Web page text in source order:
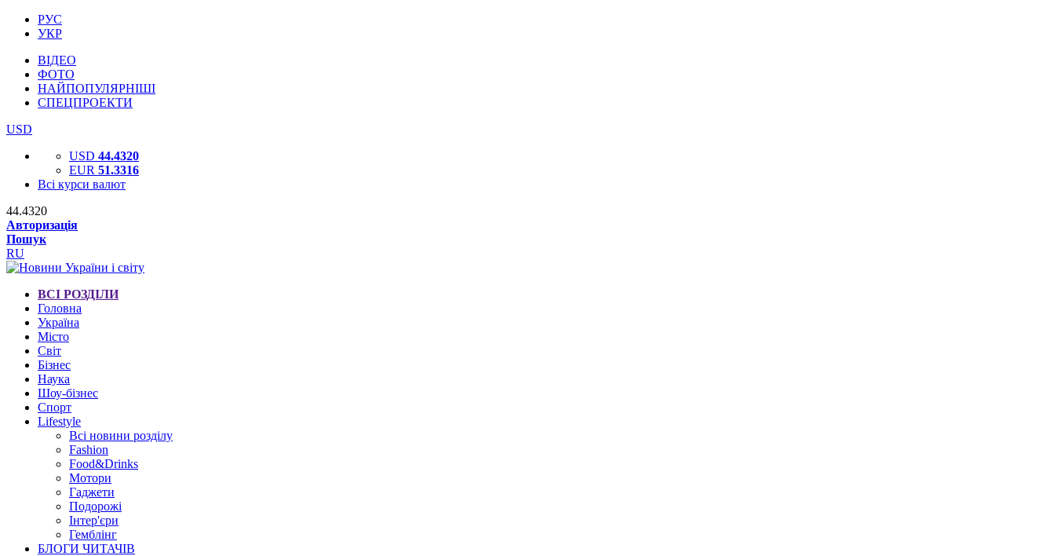
РУС
УКР
ВІДЕО
ФОТО
НАЙПОПУЛЯРНІШІ
СПЕЦПРОЕКТИ
USD
USD 44.4320
EUR 51.3316
Всі курси валют
44.4320
Авторизація
Пошук
RU
ВСІ РОЗДІЛИ
Головна
Україна
Місто
Світ
Бізнес
Наука
Шоу-бізнес
Спорт
Lifestyle
Всі новини розділу
Fashion
Food&Drinks
Мотори
Гаджети
Подорожі
Інтер'єри
Гемблінг
БЛОГИ ЧИТАЧІВ